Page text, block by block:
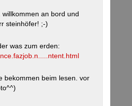
an bord und
steinhöfer! ;-)
was zum erden:
bekommen beim lesen. vor